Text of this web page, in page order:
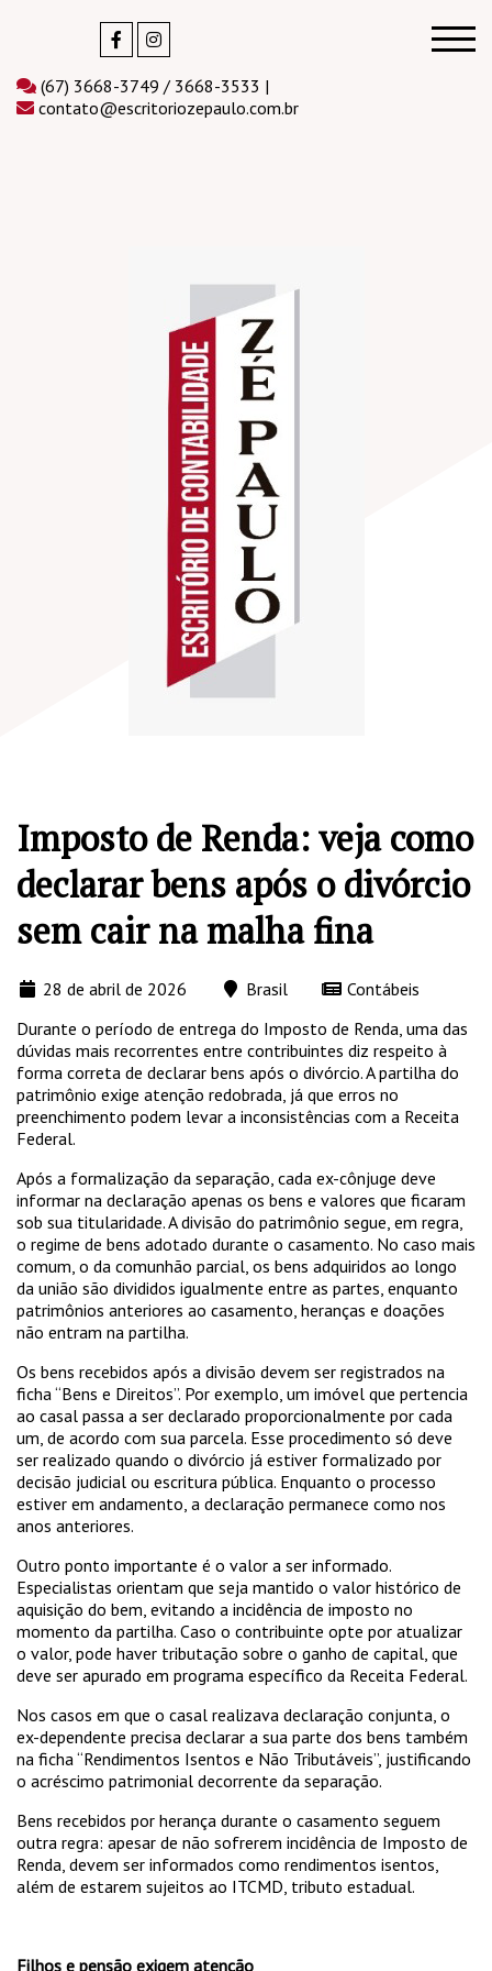
(67) 3668-3749 / 3668-3533 |
contato@escritoriozepaulo.com.br
Imposto de Renda: veja como
declarar bens após o divórcio
sem cair na malha fina
28 de abril de 2026 Brasil
Contábeis
Durante o período de entrega do Imposto de Renda, uma das
dúvidas mais recorrentes entre contribuintes diz respeito à
forma correta de declarar bens após o divórcio. A partilha do
patrimônio exige atenção redobrada, já que erros no
preenchimento podem levar a inconsistências com a Receita
Federal.
Após a formalização da separação, cada ex-cônjuge deve
informar na declaração apenas os bens e valores que ficaram
sob sua titularidade. A divisão do patrimônio segue, em regra,
o regime de bens adotado durante o casamento. No caso mais
comum, o da comunhão parcial, os bens adquiridos ao longo
da união são divididos igualmente entre as partes, enquanto
patrimônios anteriores ao casamento, heranças e doações
não entram na partilha.
Os bens recebidos após a divisão devem ser registrados na
ficha “Bens e Direitos”. Por exemplo, um imóvel que pertencia
ao casal passa a ser declarado proporcionalmente por cada
um, de acordo com sua parcela. Esse procedimento só deve
ser realizado quando o divórcio já estiver formalizado por
decisão judicial ou escritura pública. Enquanto o processo
estiver em andamento, a declaração permanece como nos
anos anteriores.
Outro ponto importante é o valor a ser informado.
Especialistas orientam que seja mantido o valor histórico de
aquisição do bem, evitando a incidência de imposto no
momento da partilha. Caso o contribuinte opte por atualizar
o valor, pode haver tributação sobre o ganho de capital, que
deve ser apurado em programa específico da Receita Federal.
Nos casos em que o casal realizava declaração conjunta, o
ex-dependente precisa declarar a sua parte dos bens também
na ficha “Rendimentos Isentos e Não Tributáveis”, justificando
o acréscimo patrimonial decorrente da separação.
Bens recebidos por herança durante o casamento seguem
outra regra: apesar de não sofrerem incidência de Imposto de
Renda, devem ser informados como rendimentos isentos,
além de estarem sujeitos ao ITCMD, tributo estadual.
Filhos e pensão exigem atenção